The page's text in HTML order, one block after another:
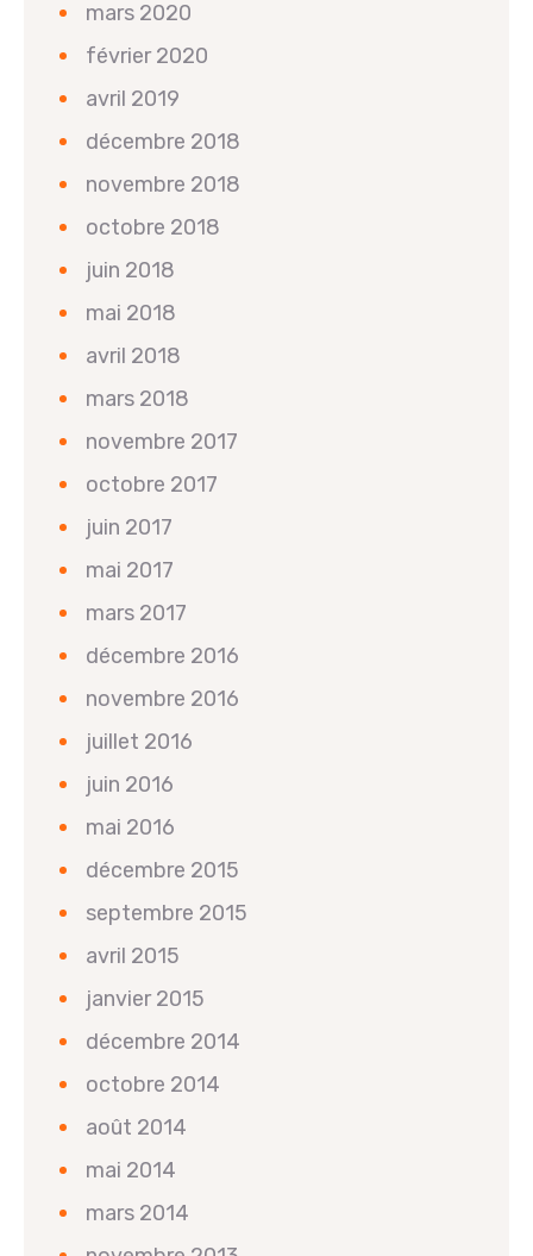
mars 2020
février 2020
avril 2019
décembre 2018
novembre 2018
octobre 2018
juin 2018
mai 2018
avril 2018
mars 2018
novembre 2017
octobre 2017
juin 2017
mai 2017
mars 2017
décembre 2016
novembre 2016
juillet 2016
juin 2016
mai 2016
décembre 2015
septembre 2015
avril 2015
janvier 2015
décembre 2014
octobre 2014
août 2014
mai 2014
mars 2014